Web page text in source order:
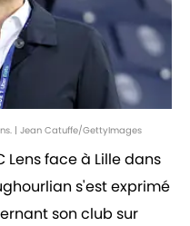
| Jean Catuffe/GettyImages
Lens face à Lille dans
s'est exprimé
son club sur